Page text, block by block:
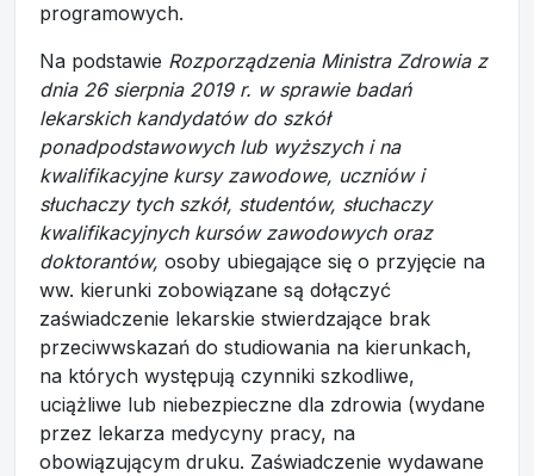
programowych.
Na podstawie Rozporządzenia Ministra Zdrowia z
dnia 26 sierpnia 2019 r. w sprawie badań
lekarskich kandydatów do szkół
ponadpodstawowych lub wyższych i na
kwalifikacyjne kursy zawodowe, uczniów i
słuchaczy tych szkół, studentów, słuchaczy
kwalifikacyjnych kursów zawodowych oraz
doktorantów, osoby ubiegające się o przyjęcie na
ww. kierunki zobowiązane są dołączyć
zaświadczenie lekarskie stwierdzające brak
przeciwwskazań do studiowania na kierunkach,
na których występują czynniki szkodliwe,
uciążliwe lub niebezpieczne dla zdrowia (wydane
przez lekarza medycyny pracy, na
obowiązującym druku. Zaświadczenie wydawane